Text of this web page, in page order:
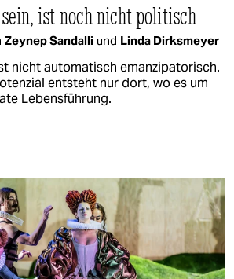
ist noch nicht politisch
Zeynep Sandalli und Linda Dirksmeyer
nicht automatisch emanzipatorisch.
entsteht nur dort, wo es um
Lebensführung.